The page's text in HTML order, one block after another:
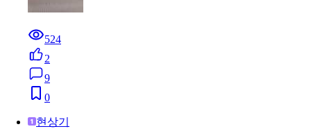
524
2
9
0
현상기